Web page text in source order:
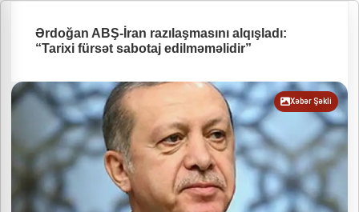
Ərdoğan ABŞ-İran razılaşmasını alqışladı:
“Tarixi fürsət sabotaj edilməməlidir”
Xəbər Şəkli